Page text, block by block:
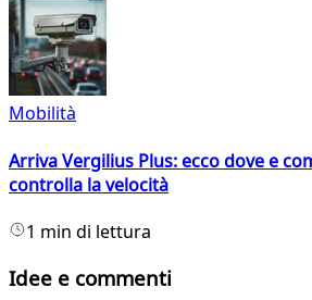
Mobilità
Arriva Vergilius Plus: ecco dove e
controlla la velocità
1 min di lettura
Idee e commenti